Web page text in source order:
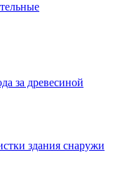
за древесиной
здания снаружи